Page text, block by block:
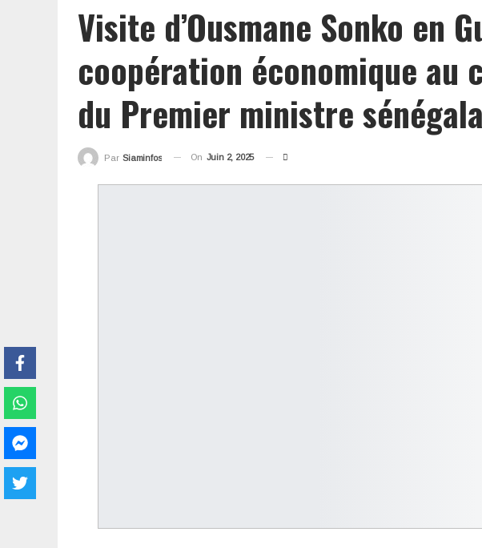
Visite d’Ousmane Sonko en
coopération économique au
du Premier ministre
Par Siaminfos On Juin 2, 2025